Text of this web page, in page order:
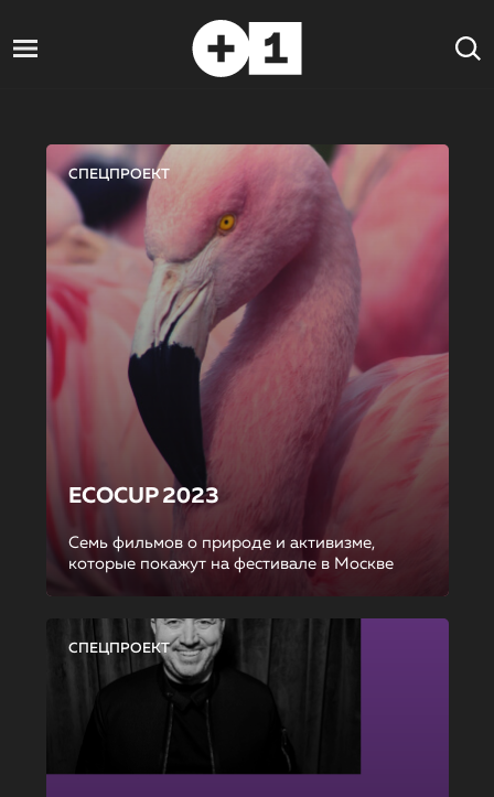
СПЕЦПРОЕКТ
ECOCUP 2023
Семь фильмов о природе и активизме,
которые покажут на фестивале в Москве
СПЕЦПРОЕКТ